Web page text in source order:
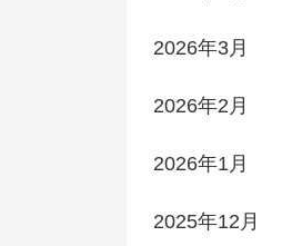
2026年3月
2026年2月
2026年1月
2025年12月